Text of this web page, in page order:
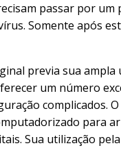
passar por um
Somente após
previa sua ampla
um número
complicados.
para
Sua utilização